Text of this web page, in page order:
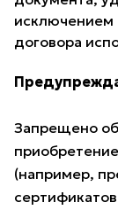
исключением
договора
Запрещено
(например,